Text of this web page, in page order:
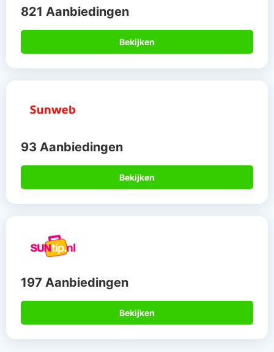
821 Aanbiedingen
Bekijken
93 Aanbiedingen
Bekijken
197 Aanbiedingen
Bekijken